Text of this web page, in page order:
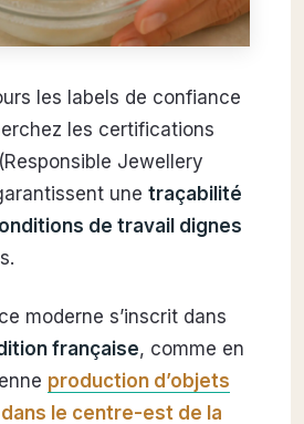
les labels de confiance
les certifications
Jewellery
une traçabilité
de travail dignes
moderne s’inscrit dans
française, comme en
production d’objets
le centre-est de la